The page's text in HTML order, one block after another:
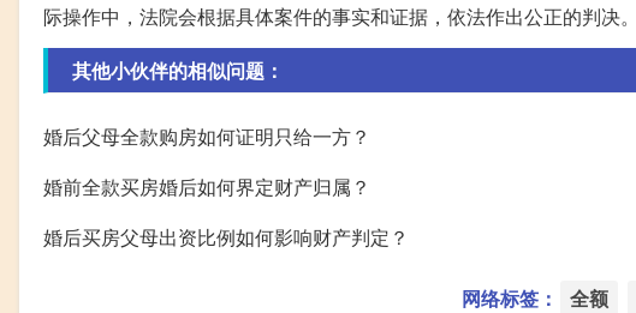
际操作中，法院会根据具体案件的事实和证据，依法作出公正的判决。
其他小伙伴的相似问题：
婚后父母全款购房如何证明只给一方？
婚前全款买房婚后如何界定财产归属？
婚后买房父母出资比例如何影响财产判定？
网络标签： 全额